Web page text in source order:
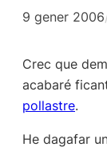
9 gener 2006
Crec que
acabaré
pollastre.
He dagafar